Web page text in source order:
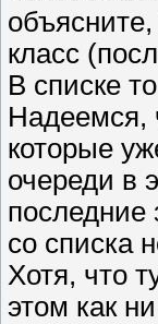
класс
В списке
Надеемся,
которые
очереди в
последние
со списка
Хотя, что
этом как